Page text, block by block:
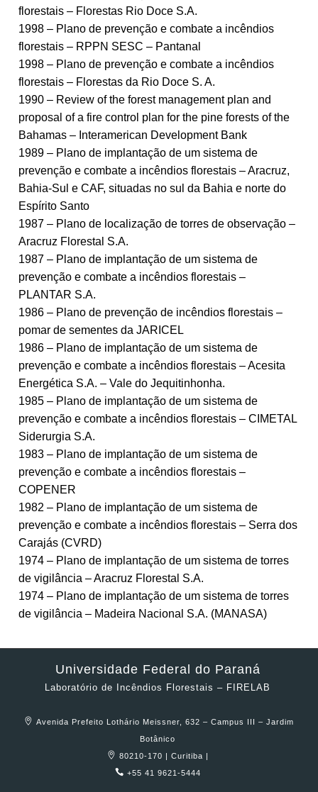
florestais – Florestas Rio Doce S.A.
1998 – Plano de prevenção e combate a incêndios
florestais – RPPN SESC – Pantanal
1998 – Plano de prevenção e combate a incêndios
florestais – Florestas da Rio Doce S. A.
1990 – Review of the forest management plan and
proposal of a fire control plan for the pine forests of the
Bahamas – Interamerican Development Bank
1989 – Plano de implantação de um sistema de
prevenção e combate a incêndios florestais – Aracruz,
Bahia-Sul e CAF, situadas no sul da Bahia e norte do
Espírito Santo
1987 – Plano de localização de torres de observação –
Aracruz Florestal S.A.
1987 – Plano de implantação de um sistema de
prevenção e combate a incêndios florestais –
PLANTAR S.A.
1986 – Plano de prevenção de incêndios florestais –
pomar de sementes da JARICEL
1986 – Plano de implantação de um sistema de
prevenção e combate a incêndios florestais – Acesita
Energética S.A. – Vale do Jequitinhonha.
1985 – Plano de implantação de um sistema de
prevenção e combate a incêndios florestais – CIMETAL
Siderurgia S.A.
1983 – Plano de implantação de um sistema de
prevenção e combate a incêndios florestais –
COPENER
1982 – Plano de implantação de um sistema de
prevenção e combate a incêndios florestais – Serra dos
Carajás (CVRD)
1974 – Plano de implantação de um sistema de torres
de vigilância – Aracruz Florestal S.A.
1974 – Plano de implantação de um sistema de torres
de vigilância – Madeira Nacional S.A. (MANASA)
Universidade Federal do Paraná
Laboratório de Incêndios Florestais – FIRELAB
Avenida Prefeito Lothário Meissner, 632 – Campus III – Jardim
Botânico
80210-170 | Curitiba |
+55 41 9621-5444